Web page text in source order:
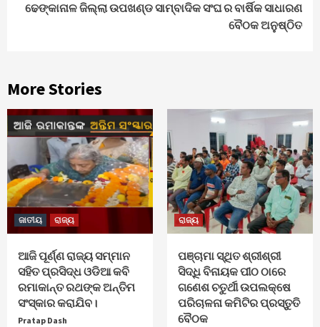
ଢେଙ୍କାନାଳ ଜିଲ୍ଲା ଉପଖଣ୍ଡ ସାମ୍ବାଦିକ ସଂଘ ର ବାର୍ଷିକ ସାଧାରଣ
ବୈଠକ ଅନୁଷ୍ଠିତ
More Stories
ଜାତୀୟ ରାଜ୍ୟ
ଆଜି ପୂର୍ଣ୍ଣ ରାଜ୍ୟ ସମ୍ମାନ
ସହିତ ପ୍ରସିଦ୍ଧ ଓଡିଆ କବି
ରମାକାନ୍ତ ରଥଙ୍କ ଅନ୍ତିମ
ସଂସ୍କାର କରାଯିବ।
Pratap Dash
ରାଜ୍ୟ
ପଞ୍ଚାମା ସ୍ଥିତ ଶ୍ରୀଶ୍ରୀ
ସିଦ୍ଧି ବିନାୟକ ପୀଠ ଠାରେ
ଗଣେଶ ଚତୁର୍ଥୀ ଉପଲକ୍ଷେ
ପରିଚାଳନା କମିଟିର ପ୍ରସ୍ତୁତି
ବୈଠକ